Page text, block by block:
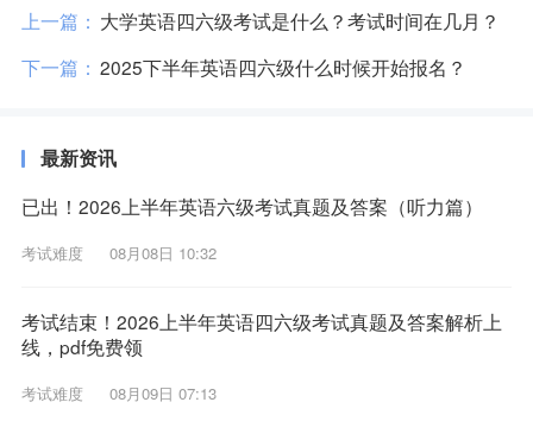
上一篇： 大学英语四六级考试是什么？考试时间在几月？
下一篇： 2025下半年英语四六级什么时候开始报名？
最新资讯
已出！2026上半年英语六级考试真题及答案（听力篇）
考试难度 08月08日 10:32
考试结束！2026上半年英语四六级考试真题及答案解析上
线，pdf免费领
考试难度 08月09日 07:13